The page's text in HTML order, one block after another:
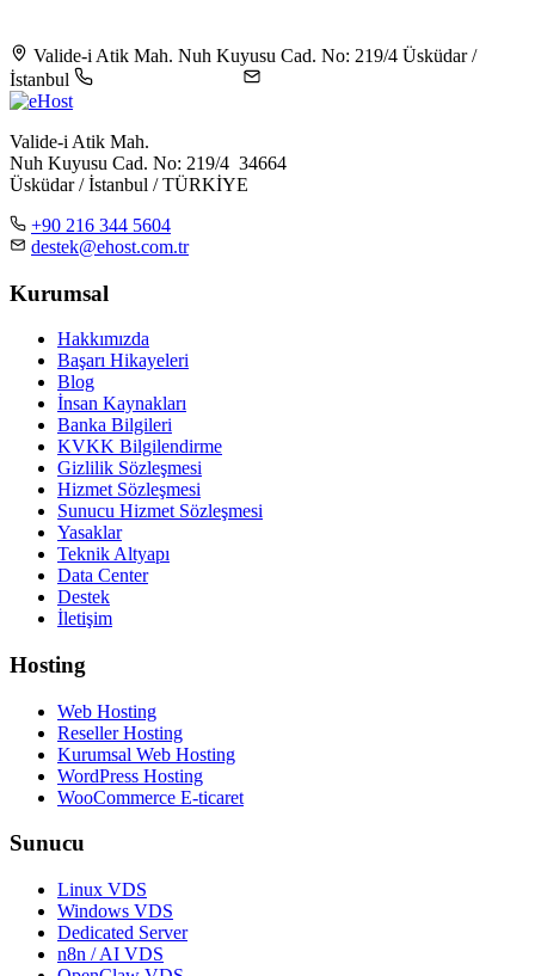
Valide-i Atik Mah. Nuh Kuyusu Cad. No: 219/4 Üsküdar /
İstanbul
Valide-i Atik Mah.
Nuh Kuyusu Cad. No: 219/4 34664
Üsküdar / İstanbul / TÜRKİYE
+90 216 344 5604
destek@ehost.com.tr
Kurumsal
Hakkımızda
Başarı Hikayeleri
Blog
İnsan Kaynakları
Banka Bilgileri
KVKK Bilgilendirme
Gizlilik Sözleşmesi
Hizmet Sözleşmesi
Sunucu Hizmet Sözleşmesi
Yasaklar
Teknik Altyapı
Data Center
Destek
İletişim
Hosting
Web Hosting
Reseller Hosting
Kurumsal Web Hosting
WordPress Hosting
WooCommerce E-ticaret
Sunucu
Linux VDS
Windows VDS
Dedicated Server
n8n / AI VDS